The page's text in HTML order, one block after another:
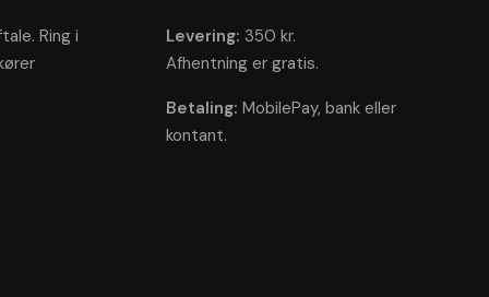
Ring i
Levering: 350 kr.
Afhentning er gratis.
Betaling: MobilePay, bank eller
kontant.